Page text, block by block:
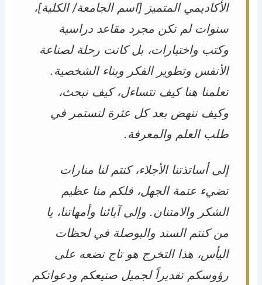
الأكاديمي المتميز [اسم الجامعة/ الكلية]،
سنوات لم تكن مجرد مقاعد دراسية
وكتب واختبارات، بل كانت رحلة لصناعة
الأنفس وتطوير الفكر وبناء الشخصية.
تعلمنا هنا كيف نتساءل، كيف نبحث،
وكيف ننهض بعد كل عثرة لنستمر في
طلب العلم والمعرفة.
إلى أساتذتنا الأجلاء، كنتم لنا منارات
تضيء عتمة الجهل، فلكم منا عظيم
الشكر والامتنان. وإلى آبائنا وأمهاتنا، يا
من كنتم السند والبوصلة في لحظات
اليأس، هذا التخرج هو تاج نضعه على
رؤوسكم تقديراً لجميل صنيعكم ودعواتكم